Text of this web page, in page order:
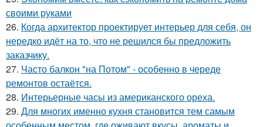
своими руками
26. Когда архитектор проектирует интерьер для себя, он
нередко идёт на то, что не решился бы предложить
заказчику.
27. Часто балкон "на Потом" - особенно в череде
ремонтов остаётся.
28. Интерьерные часы из американского ореха.
29. Для многих именно кухня становится тем самым